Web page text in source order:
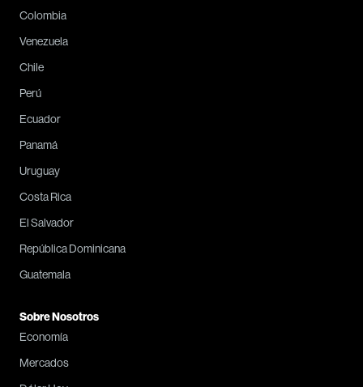
Colombia
Venezuela
Chile
Perú
Ecuador
Panamá
Uruguay
Costa Rica
El Salvador
República Dominicana
Guatemala
Sobre Nosotros
Economía
Mercados